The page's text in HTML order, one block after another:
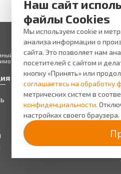
характер и ни при каких условиях
товаров и услуг, пожалуйста,
Сервисы
Запись на прием
Бонусная
программа
О
Наш сайт
файлы Cookies
Мы используем cookie и
анализа информации о
сайта. Это позволяет нам
посетителей с сайтом и
кнопку «Принять» или
соглашаетесь на обработку
метрических систем в
конфиденциальности.
настройках своего браузера.